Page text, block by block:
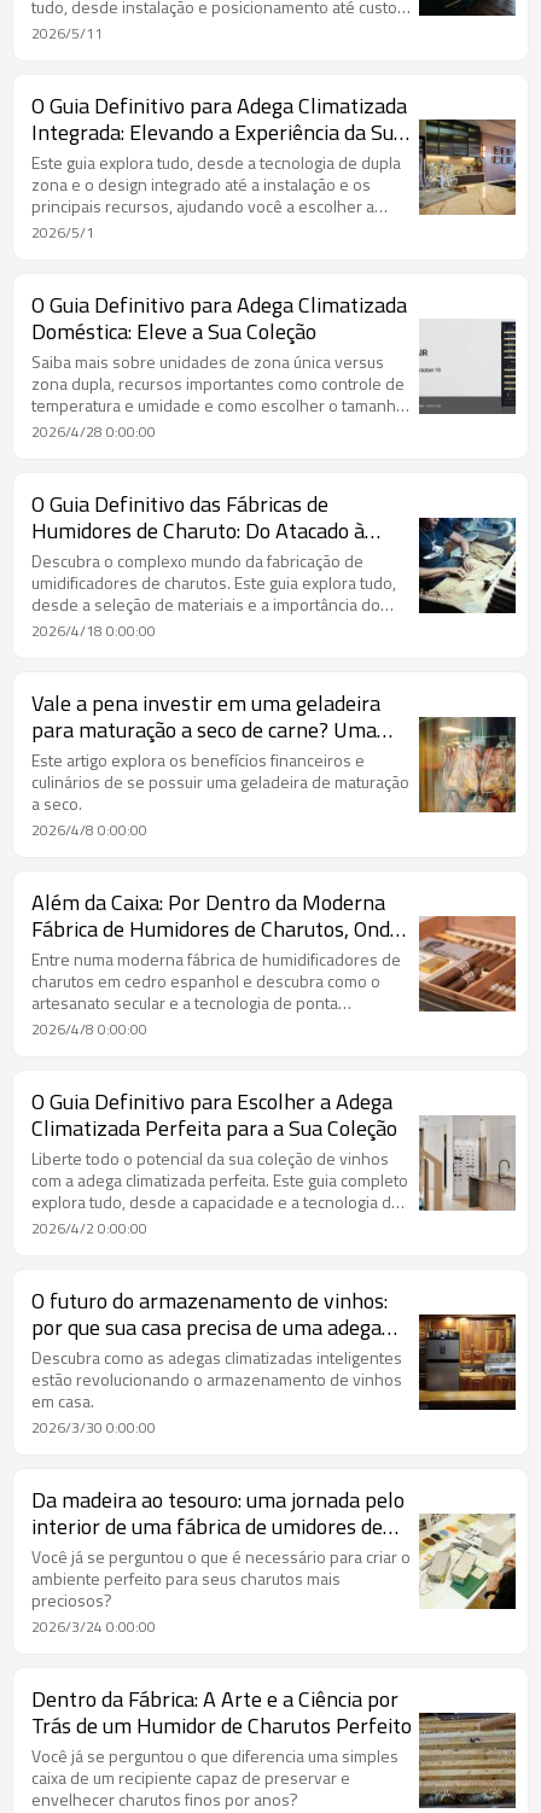
tudo, desde instalação e posicionamento até custo,
capacidade e recursos.
2026/5/11
O Guia Definitivo para Adega Climatizada
Integrada: Elevando a Experiência da Sua
Casa e do Seu Vinho
Este guia explora tudo, desde a tecnologia de dupla
zona e o design integrado até a instalação e os
principais recursos, ajudando você a escolher a
adega climatizada embutida perfeita para sua casa.
2026/5/1
O Guia Definitivo para Adega Climatizada
Doméstica: Eleve a Sua Coleção
Saiba mais sobre unidades de zona única versus
zona dupla, recursos importantes como controle de
temperatura e umidade e como escolher o tamanho
e o estilo certos para sua coleção.
2026/4/28 0:00:00
O Guia Definitivo das Fábricas de
Humidores de Charuto: Do Atacado à
Personalização
Descubra o complexo mundo da fabricação de
umidificadores de charutos. Este guia explora tudo,
desde a seleção de materiais e a importância do
cedro espanhol até os benefícios da personalização
2026/4/18 0:00:00
Vale a pena investir em uma geladeira
para maturação a seco de carne? Uma
análise aprofundada sobre custo, sabor e
valor.
Este artigo explora os benefícios financeiros e
culinários de se possuir uma geladeira de maturação
a seco.
2026/4/8 0:00:00
Além da Caixa: Por Dentro da Moderna
Fábrica de Humidores de Charutos, Onde
Precisão e Tradição se Encontram
Entre numa moderna fábrica de humidificadores de
charutos em cedro espanhol e descubra como o
artesanato secular e a tecnologia de ponta
convergem.
2026/4/8 0:00:00
O Guia Definitivo para Escolher a Adega
Climatizada Perfeita para a Sua Coleção
Liberte todo o potencial da sua coleção de vinhos
com a adega climatizada perfeita. Este guia completo
explora tudo, desde a capacidade e a tecnologia de
refrigeração até opções para uma ou outra adega.
2026/4/2 0:00:00
O futuro do armazenamento de vinhos:
por que sua casa precisa de uma adega
climatizada inteligente.
Descubra como as adegas climatizadas inteligentes
estão revolucionando o armazenamento de vinhos
em casa.
2026/3/30 0:00:00
Da madeira ao tesouro: uma jornada pelo
interior de uma fábrica de umidores de
charutos de alta qualidade.
Você já se perguntou o que é necessário para criar o
ambiente perfeito para seus charutos mais
preciosos?
2026/3/24 0:00:00
Dentro da Fábrica: A Arte e a Ciência por
Trás de um Humidor de Charutos Perfeito
Você já se perguntou o que diferencia uma simples
caixa de um recipiente capaz de preservar e
envelhecer charutos finos por anos?